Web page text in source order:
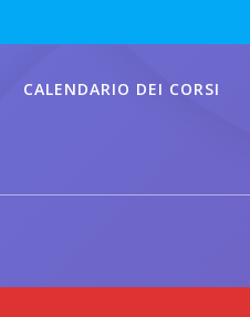
CALENDARIO DEI CORSI